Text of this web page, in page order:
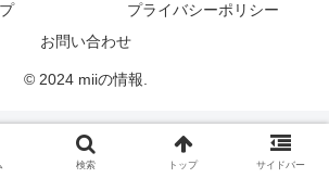
プライバシーポリシー
お問い合わせ
© 2024 miiの情報.
検索 トップ サイドバー